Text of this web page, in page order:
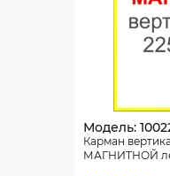
Модель:
Карман
МАГНИТНОЙ